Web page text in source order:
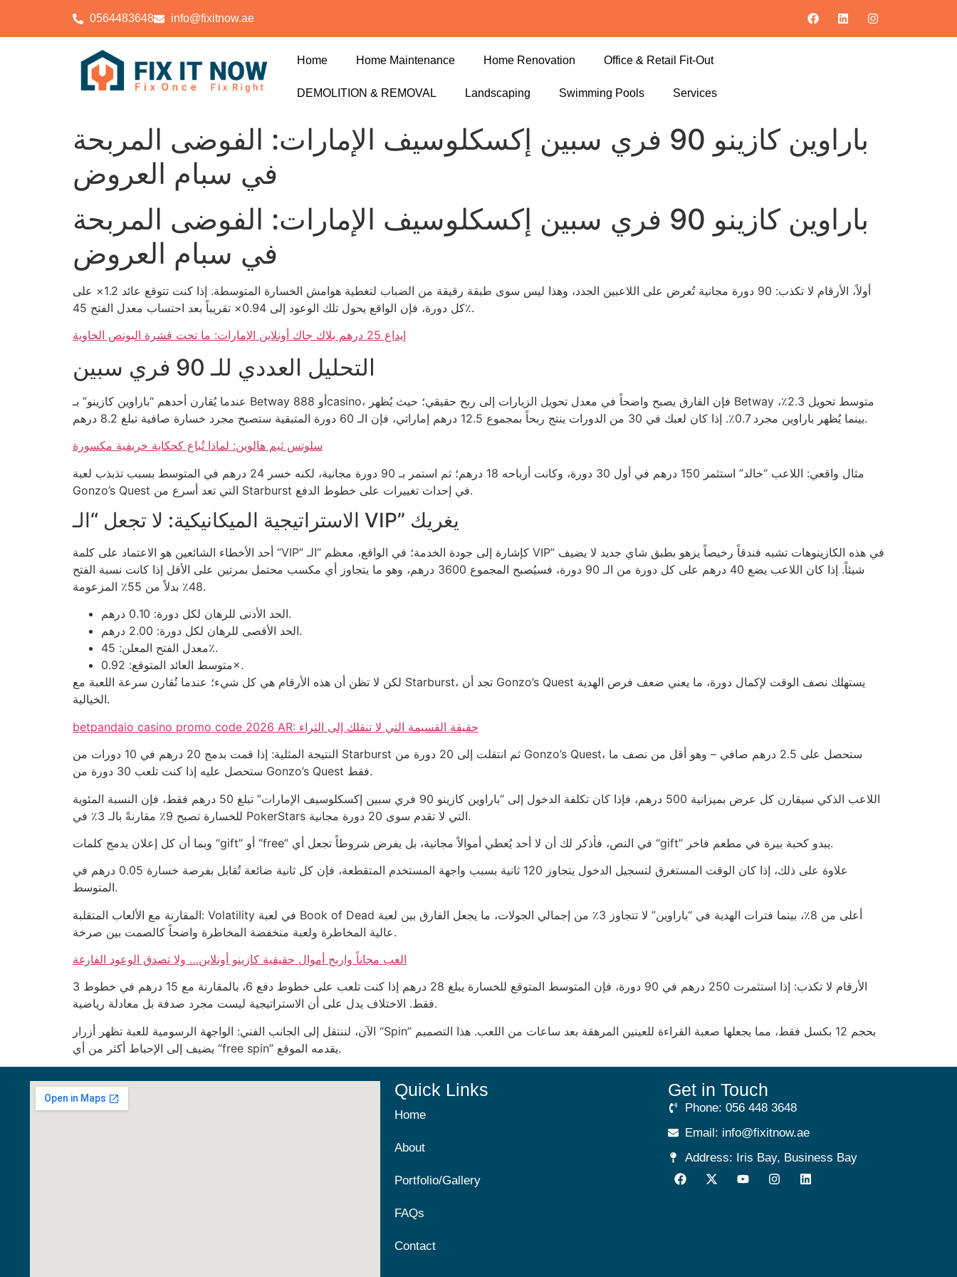
0564483648 info@fixitnow.ae
Home Home Maintenance Home Renovation Office & Retail Fit-Out
DEMOLITION & REMOVAL Landscaping Swimming Pools Services
باراوين كازينو 90 فري سبين إكسكلوسيف الإمارات: الفوضى المربحة
في سبام العروض
باراوين كازينو 90 فري سبين إكسكلوسيف الإمارات: الفوضى المربحة
في سبام العروض
أولاً، الأرقام لا تكذب: 90 دورة مجانية تُعرض على اللاعبين الجدد، وهذا ليس سوى طبقة رقيقة من الضباب لتغطية هوامش الخسارة المتوسطة. إذا كنت تتوقع عائد 1.2× على
كل دورة، فإن الواقع يحول تلك الوعود إلى 0.94× تقريباً بعد احتساب معدل الفتح 45٪.
إيداع 25 درهم بلاك جاك أونلاين الإمارات: ما تحت قشرة البونص الخاوية
التحليل العددي للـ 90 فري سبين
عندما يُقارن أحدهم “باراوين كازينو” بـ Betway أو 888casino، فإن الفارق يصبح واضحاً في معدل تحويل الزيارات إلى ربح حقيقي؛ حيث يُظهر Betway متوسط تحويل 2.3٪،
بينما يُظهر باراوين مجرد 0.7٪. إذا كان لعبك في 30 من الدورات ينتج ربحاً بمجموع 12.5 درهم إماراتي، فإن الـ 60 دورة المتبقية ستصبح مجرد خسارة صافية تبلغ 8.2 درهم.
سلوتس ثيم هالوين: لماذا تُباع كحكاية خريفية مكسورة
مثال واقعي: اللاعب “خالد” استثمر 150 درهم في أول 30 دورة، وكانت أرباحه 18 درهم؛ ثم استمر بـ 90 دورة مجانية، لكنه خسر 24 درهم في المتوسط بسبب تذبذب لعبة
Gonzo’s Quest التي تعد أسرع من Starburst في إحداث تغييرات على خطوط الدفع.
الاستراتيجية الميكانيكية: لا تجعل “الـ VIP” يغريك
أحد الأخطاء الشائعين هو الاعتماد على كلمة “VIP” كإشارة إلى جودة الخدمة؛ في الواقع، معظم “الـ VIP” في هذه الكازينوهات تشبه فندقاً رخيصاً يزهو بطبق شاي جديد لا يضيف
شيئاً. إذا كان اللاعب يضع 40 درهم على كل دورة من الـ 90 دورة، فسيُصبح المجموع 3600 درهم، وهو ما يتجاوز أي مكسب محتمل بمرتين على الأقل إذا كانت نسبة الفتح
48٪ بدلاً من 55٪ المزعومة.
الحد الأدنى للرهان لكل دورة: 0.10 درهم.
الحد الأقصى للرهان لكل دورة: 2.00 درهم.
معدل الفتح المعلن: 45٪.
متوسط العائد المتوقع: 0.92×.
لكن لا تظن أن هذه الأرقام هي كل شيء؛ عندما تُقارن سرعة اللعبة مع Starburst، تجد أن Gonzo’s Quest يستهلك نصف الوقت لإكمال دورة، ما يعني ضعف فرص الهدية
الخيالية.
betpandaio casino promo code 2026 AR: حقيقة القسيمة التي لا تنقلك إلى الثراء
النتيجة المثلية: إذا قمت بدمج 20 درهم في 10 دورات من Starburst ثم انتقلت إلى 20 دورة من Gonzo’s Quest، ستحصل على 2.5 درهم صافي – وهو أقل من نصف ما
ستحصل عليه إذا كنت تلعب 30 دورة من Gonzo’s Quest فقط.
اللاعب الذكي سيقارن كل عرض بميزانية 500 درهم، فإذا كان تكلفة الدخول إلى “باراوين كازينو 90 فري سبين إكسكلوسيف الإمارات” تبلغ 50 درهم فقط، فإن النسبة المئوية
للخسارة تصبح 9٪ مقارنةً بالـ 3٪ في PokerStars التي لا تقدم سوى 20 دورة مجانية.
وبما أن كل إعلان يدمج كلمات “gift” أو “free” في النص، فأذكر لك أن لا أحد يُعطي أموالاً مجانية، بل يفرض شروطاً تجعل أي “gift” يبدو كحبة بيرة في مطعم فاخر.
علاوة على ذلك، إذا كان الوقت المستغرق لتسجيل الدخول يتجاوز 120 ثانية بسبب واجهة المستخدم المتقطعة، فإن كل ثانية ضائعة تُقابل بفرصة خسارة 0.05 درهم في
المتوسط.
المقارنة مع الألعاب المتقلبة: Volatility في لعبة Book of Dead أعلى من 8٪، بينما فترات الهدية في “باراوين” لا تتجاوز 3٪ من إجمالي الجولات، ما يجعل الفارق بين لعبة
عالية المخاطرة ولعبة منخفضة المخاطرة واضحاً كالصمت بين صرخة.
العب مجاناً واربح أموال حقيقية كازينو أونلاين… ولا تصدق الوعود الفارغة
الأرقام لا تكذب: إذا استثمرت 250 درهم في 90 دورة، فإن المتوسط المتوقع للخسارة يبلغ 28 درهم إذا كنت تلعب على خطوط دفع 6، بالمقارنة مع 15 درهم في خطوط 3
فقط. الاختلاف يدل على أن الاستراتيجية ليست مجرد صدفة بل معادلة رياضية.
الآن، لننتقل إلى الجانب الفني: الواجهة الرسومية للعبة تظهر أزرار “Spin” بحجم 12 بكسل فقط، مما يجعلها صعبة القراءة للعينين المرهقة بعد ساعات من اللعب. هذا التصميم
يضيف إلى الإحباط أكثر من أي “free spin” يقدمه الموقع.
Quick Links
Home
About
Portfolio/Gallery
FAQs
Contact
Get in Touch
Phone: 056 448 3648
Email: info@fixitnow.ae
Address: Iris Bay, Business Bay